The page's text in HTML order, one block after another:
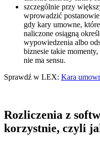
szczególnie przy
wprowadzić
gdy kary umowne,
naliczone osiągną
wypowiedzenia albo
biznesie takie
nie ma sensu.
Sprawdź w LEX: Kara
Rozliczenia z
korzystnie, czyli